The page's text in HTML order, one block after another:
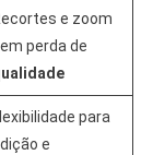
e zoom
perda de
para
e